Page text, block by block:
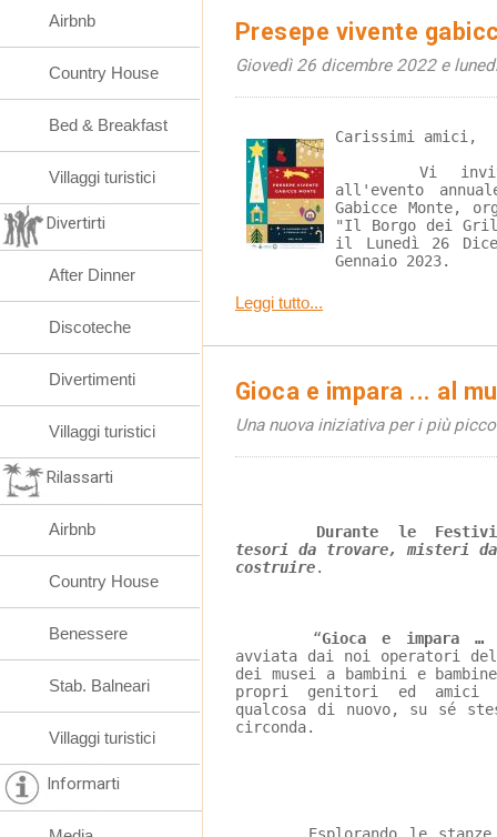
Presepe vivente
Giovedì 26 dicembre 2022 e
	Vi invitiamo a prendere parte
all'evento
Gabicce Monte,
"Il Borgo dei
il Lunedì 26
Gennaio 2023.
Leggi tutto...
Gioca e impara ... al
Una nuova iniziativa per i più
Durante le
tesori da trovare, misteri
costruire.
	“
Gioca e impara …
avviata dai noi operatori
dei musei a bambini e
propri genitori ed amici
qualcosa di nuovo, su sé
circonda.
Airbnb
Country House
Bed & Breakfast
Villaggi turistici
Divertirti
After Dinner
Discoteche
Divertimenti
Villaggi turistici
Rilassarti
Airbnb
Country House
Benessere
Stab. Balneari
Villaggi turistici
Informarti